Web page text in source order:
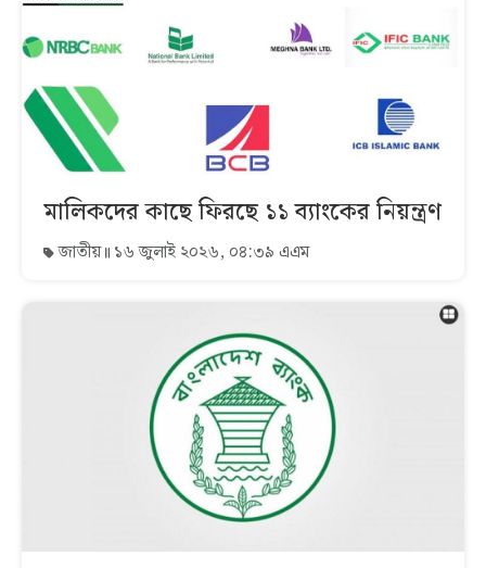
মালিকদের কাছে ফিরছে ১১ ব্যাংকের নিয়ন্ত্রণ
জাতীয় ১৬ জুলাই ২০২৬, ০৪:৩৯ এএম